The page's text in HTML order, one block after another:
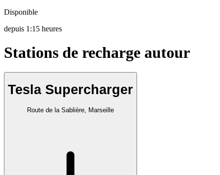
Disponible
depuis 1:15 heures
Stations de recharge autour
Tesla Supercharger
Route de la Sablière, Marseille